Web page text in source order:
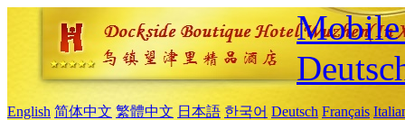
Mobile
English 简体中文 繁體中文 日本語 한국어 Deutsch Français